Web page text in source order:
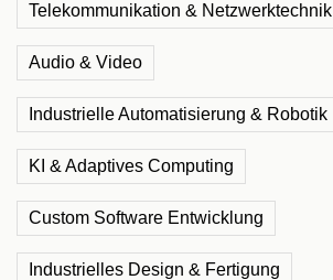
Telekommunikation & Netzwerktechnik
Audio & Video
Industrielle Automatisierung & Robotik
KI & Adaptives Computing
Custom Software Entwicklung
Industrielles Design & Fertigung